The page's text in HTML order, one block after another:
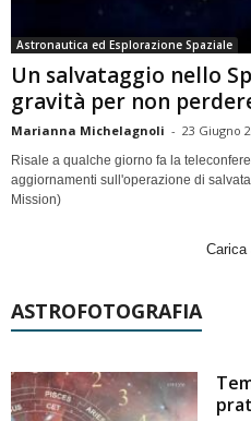
Astronautica ed Esplorazione Spaziale
Un salvataggio nello
gravità per non
Marianna Michelagnoli - 23 Giugno
Risale a qualche giorno fa la
aggiornamenti sull'operazione di
Mission)
Carica
ASTROFOTOGRAFIA